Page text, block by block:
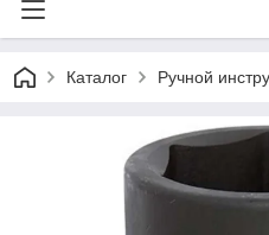
Каталог Ручной